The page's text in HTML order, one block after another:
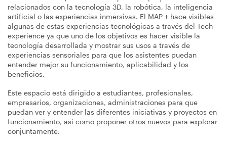
relacionados con la tecnología 3D, la robótica, la inteligencia
artificial o las experiencias inmersivas. El MAP + hace visibles
algunas de estas experiencias tecnológicas a través del Tech
experience ya que uno de los objetivos es hacer visible la
tecnología desarrollada y mostrar sus usos a través de
experiencias sensoriales para que los asistentes puedan
entender mejor su funcionamiento, aplicabilidad y los
beneficios.
Este espacio está dirigido a estudiantes, profesionales,
empresarios, organizaciones, administraciones para que
puedan ver y entender las diferentes iniciativas y proyectos en
funcionamiento, así como proponer otros nuevos para explorar
conjuntamente.